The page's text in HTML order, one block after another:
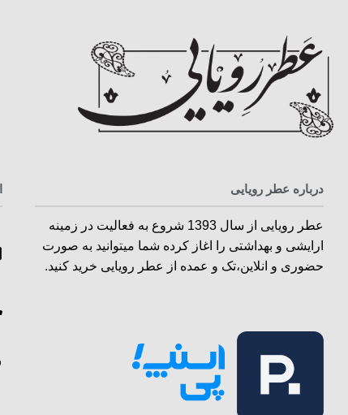
درباره عطر رویایی
عطر رویایی از سال 1393 شروع به فعالیت در زمینه
ارایشی و بهداشتی را اغاز کرده شما میتوانید به صورت
حضوری و انلاین،تک و عمده از عطر رویایی خرید کنید.